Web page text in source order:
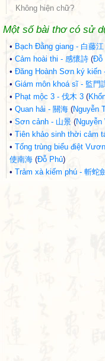
Không hiện chữ?
Một số bài thơ có sử
• Bạch Đằng giang - 白藤江
• Cảm hoài thi - 感懷詩 (Đỗ
• Đăng Hoành Sơn ký kiến
• Giám môn khoá sĩ - 監門
• Phạt mộc 3 - 伐木 3 (
• Quan hải - 關海 (Nguyễn
• Sơn cảnh - 山景 (Nguyễn
• Tiên khảo sinh thời cảm
• Tống trùng biểu điệt
使南海 (Đỗ Phủ)
• Trảm xà kiếm phú - 斬蛇